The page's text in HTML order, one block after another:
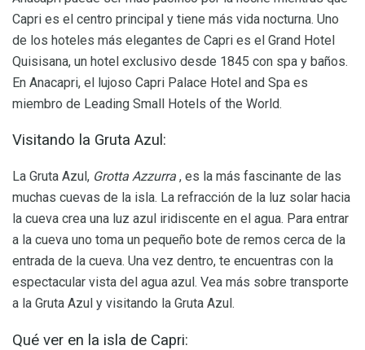
Capri es el centro principal y tiene más vida nocturna. Uno
de los hoteles más elegantes de Capri es el Grand Hotel
Quisisana, un hotel exclusivo desde 1845 con spa y baños.
En Anacapri, el lujoso Capri Palace Hotel and Spa es
miembro de Leading Small Hotels of the World.
Visitando la Gruta Azul:
La Gruta Azul, Grotta Azzurra , es la más fascinante de las
muchas cuevas de la isla. La refracción de la luz solar hacia
la cueva crea una luz azul iridiscente en el agua. Para entrar
a la cueva uno toma un pequeño bote de remos cerca de la
entrada de la cueva. Una vez dentro, te encuentras con la
espectacular vista del agua azul. Vea más sobre transporte
a la Gruta Azul y visitando la Gruta Azul.
Qué ver en la isla de Capri: